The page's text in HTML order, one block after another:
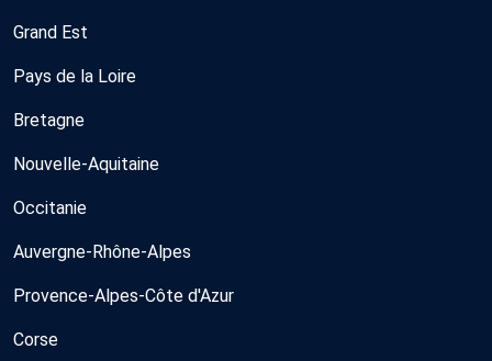
Grand Est
Pays de la Loire
Bretagne
Nouvelle-Aquitaine
Occitanie
Auvergne-Rhône-Alpes
Provence-Alpes-Côte d'Azur
Corse